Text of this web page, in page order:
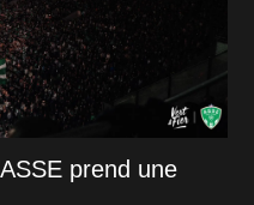
prend une